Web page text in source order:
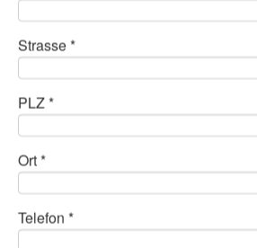
Strasse *
PLZ *
Ort *
Telefon *